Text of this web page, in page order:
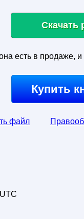
Скачать
есть в продаже,
Купить
файл